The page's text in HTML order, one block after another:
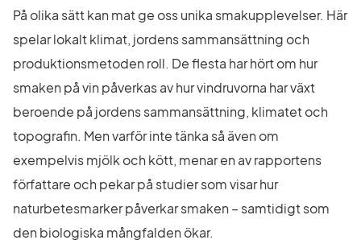
På olika sätt kan mat ge oss unika smakupplevelser. Här
spelar lokalt klimat, jordens sammansättning och
produktionsmetoden roll. De flesta har hört om hur
smaken på vin påverkas av hur vindruvorna har växt
beroende på jordens sammansättning, klimatet och
topografin. Men varför inte tänka så även om
exempelvis mjölk och kött, menar en av rapportens
författare och pekar på studier som visar hur
naturbetesmarker påverkar smaken – samtidigt som
den biologiska mångfalden ökar.